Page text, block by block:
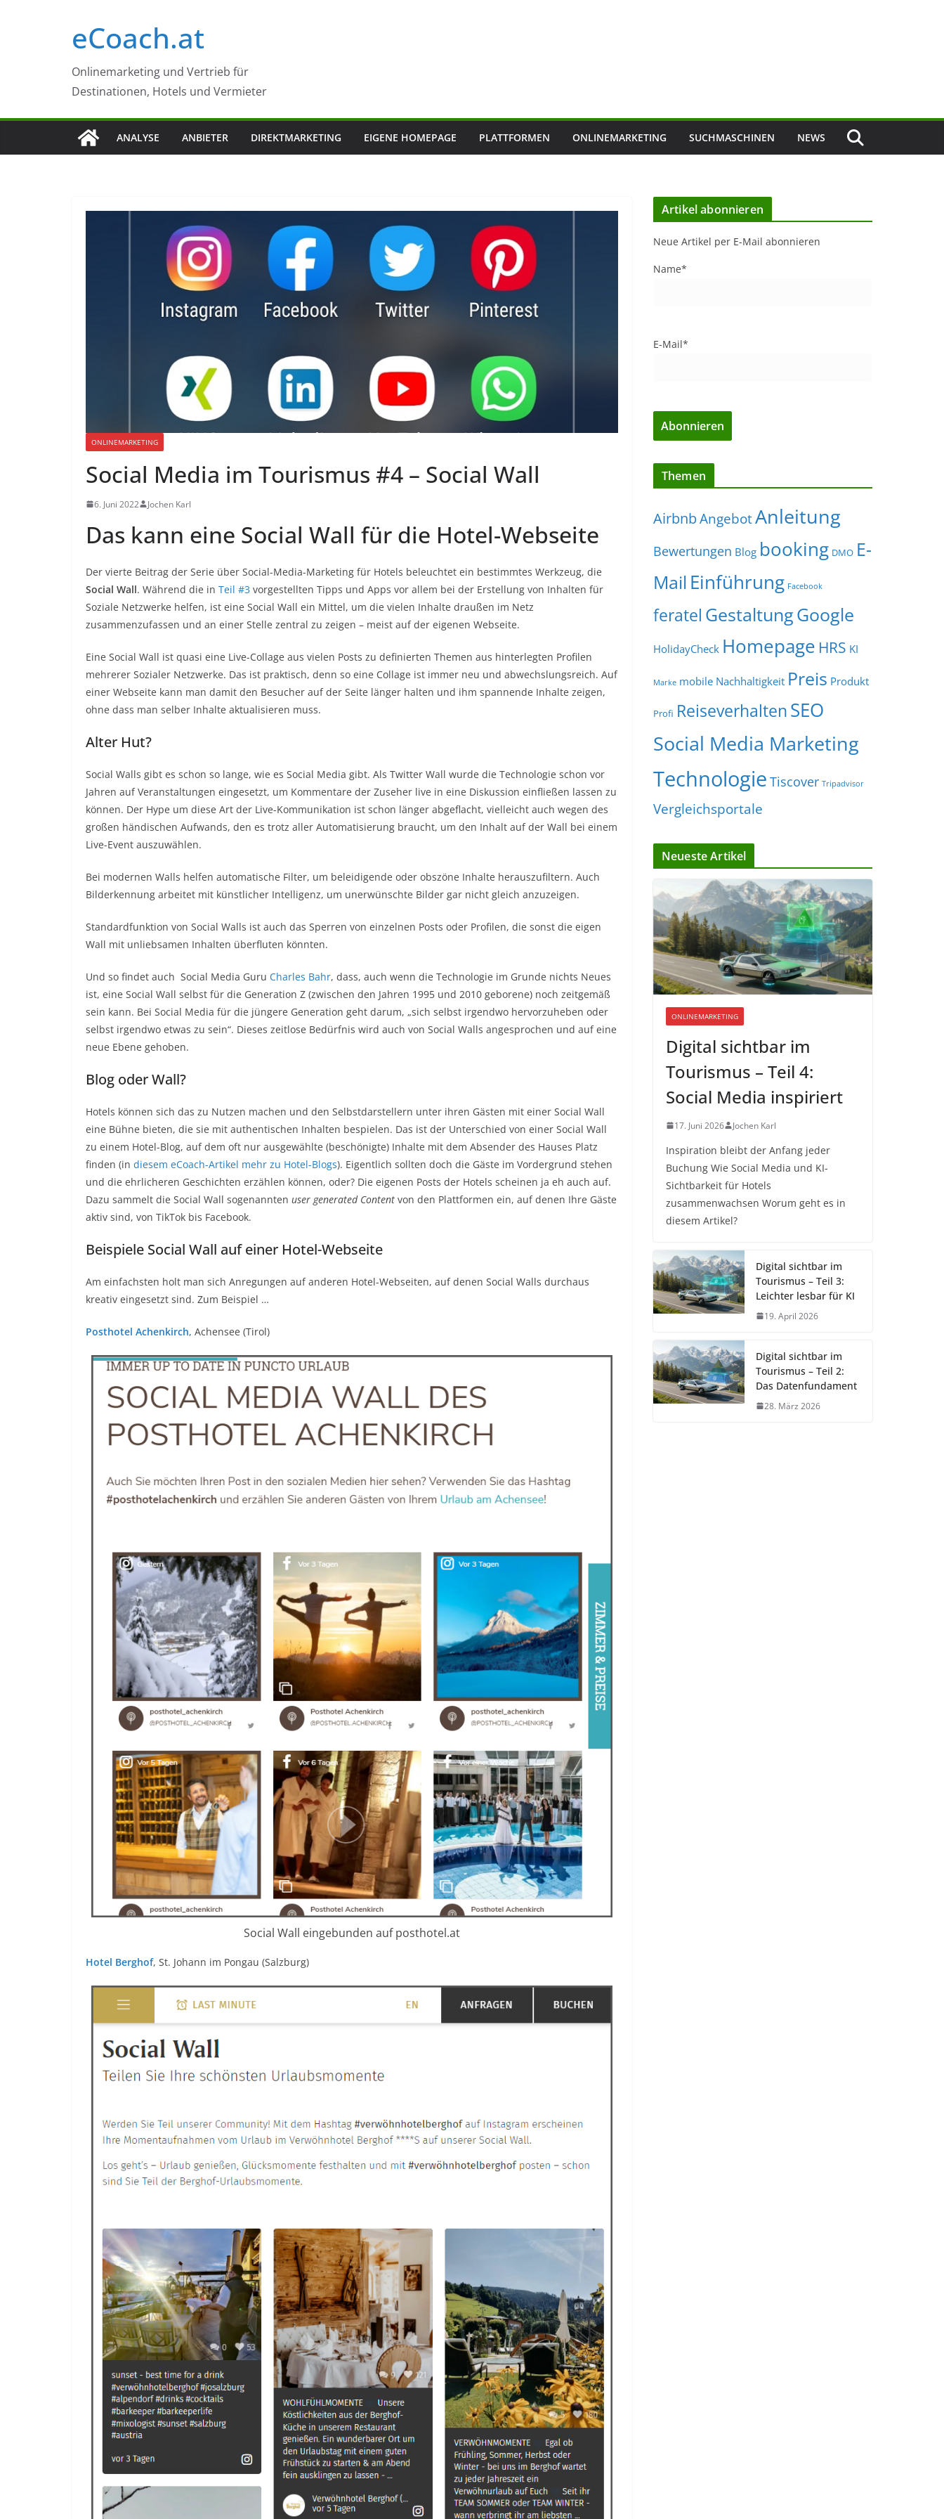
eCoach.at
Onlinemarketing und Vertrieb für
Destinationen, Hotels und Vermieter
ANALYSE ANBIETER DIREKTMARKETING EIGENE HOMEPAGE PLATTFORMEN ONLINEMARKETING SUCHMASCHINEN NEWS
ONLINEMARKETING
Social Media im Tourismus #4 – Social Wall
6. Juni 2022 Jochen Karl
Das kann eine Social Wall für die Hotel-Webseite
Der vierte Beitrag der Serie über Social-Media-Marketing für Hotels beleuchtet ein bestimmtes Werkzeug, die
Social Wall. Während die in Teil #3 vorgestellten Tipps und Apps vor allem bei der Erstellung von Inhalten für
Soziale Netzwerke helfen, ist eine Social Wall ein Mittel, um die vielen Inhalte draußen im Netz
zusammenzufassen und an einer Stelle zentral zu zeigen – meist auf der eigenen Webseite.
Eine Social Wall ist quasi eine Live-Collage aus vielen Posts zu definierten Themen aus hinterlegten Profilen
mehrerer Sozialer Netzwerke. Das ist praktisch, denn so eine Collage ist immer neu und abwechslungsreich. Auf
einer Webseite kann man damit den Besucher auf der Seite länger halten und ihm spannende Inhalte zeigen,
ohne dass man selber Inhalte aktualisieren muss.
Alter Hut?
Social Walls gibt es schon so lange, wie es Social Media gibt. Als Twitter Wall wurde die Technologie schon vor
Jahren auf Veranstaltungen eingesetzt, um Kommentare der Zuseher live in eine Diskussion einfließen lassen zu
können. Der Hype um diese Art der Live-Kommunikation ist schon länger abgeflacht, vielleicht auch wegen des
großen händischen Aufwands, den es trotz aller Automatisierung braucht, um den Inhalt auf der Wall bei einem
Live-Event auszuwählen.
Bei modernen Walls helfen automatische Filter, um beleidigende oder obszöne Inhalte herauszufiltern. Auch
Bilderkennung arbeitet mit künstlicher Intelligenz, um unerwünschte Bilder gar nicht gleich anzuzeigen.
Standardfunktion von Social Walls ist auch das Sperren von einzelnen Posts oder Profilen, die sonst die eigen
Wall mit unliebsamen Inhalten überfluten könnten.
Und so findet auch Social Media Guru Charles Bahr, dass, auch wenn die Technologie im Grunde nichts Neues
ist, eine Social Wall selbst für die Generation Z (zwischen den Jahren 1995 und 2010 geborene) noch zeitgemäß
sein kann. Bei Social Media für die jüngere Generation geht darum, „sich selbst irgendwo hervorzuheben oder
selbst irgendwo etwas zu sein“. Dieses zeitlose Bedürfnis wird auch von Social Walls angesprochen und auf eine
neue Ebene gehoben.
Blog oder Wall?
Hotels können sich das zu Nutzen machen und den Selbstdarstellern unter ihren Gästen mit einer Social Wall
eine Bühne bieten, die sie mit authentischen Inhalten bespielen. Das ist der Unterschied von einer Social Wall
zu einem Hotel-Blog, auf dem oft nur ausgewählte (beschönigte) Inhalte mit dem Absender des Hauses Platz
finden (in diesem eCoach-Artikel mehr zu Hotel-Blogs). Eigentlich sollten doch die Gäste im Vordergrund stehen
und die ehrlicheren Geschichten erzählen können, oder? Die eigenen Posts der Hotels scheinen ja eh auch auf.
Dazu sammelt die Social Wall sogenannten user generated Content von den Plattformen ein, auf denen Ihre Gäste
aktiv sind, von TikTok bis Facebook.
Beispiele Social Wall auf einer Hotel-Webseite
Am einfachsten holt man sich Anregungen auf anderen Hotel-Webseiten, auf denen Social Walls durchaus
kreativ eingesetzt sind. Zum Beispiel …
Posthotel Achenkirch, Achensee (Tirol)
Social Wall eingebunden auf posthotel.at
Hotel Berghof, St. Johann im Pongau (Salzburg)
Artikel abonnieren
Neue Artikel per E-Mail abonnieren
Name*
E-Mail*
Themen
AirbnbAngebotAnleitung
Bewertungen Blog booking DMO E-
Mail Einführung Facebook
feratel GestaltungGoogle
HolidayCheck Homepage HRS KI
Marke mobile Nachhaltigkeit Preis Produkt
Profi ReiseverhaltenSEO
Social Media Marketing
Technologie Tiscover Tripadvisor
Vergleichsportale
Neueste Artikel
ONLINEMARKETING
Digital sichtbar im
Tourismus – Teil 4:
Social Media inspiriert
17. Juni 2026 Jochen Karl
Inspiration bleibt der Anfang jeder
Buchung Wie Social Media und KI-
Sichtbarkeit für Hotels
zusammenwachsen Worum geht es in
diesem Artikel?
Digital sichtbar im
Tourismus – Teil 3:
Leichter lesbar für KI
19. April 2026
Digital sichtbar im
Tourismus – Teil 2:
Das Datenfundament
28. März 2026